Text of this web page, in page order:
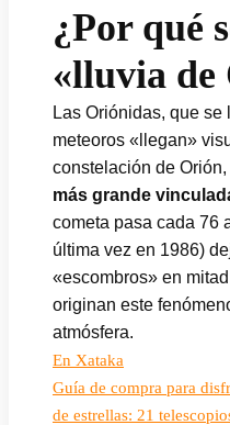
¿Por qué
«lluvia de
Las Oriónidas, que
meteoros «llegan»
constelación de Orión,
más grande
cometa pasa cada 76
última vez en 1986)
«escombros» en
originan este
atmósfera.
En Xataka
Guía de compra para
de estrellas: 21